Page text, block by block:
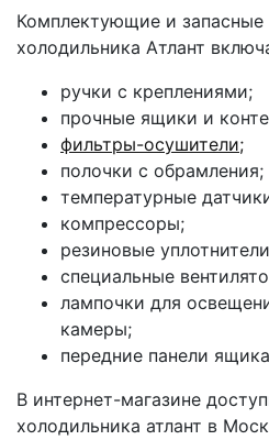
Комплектующие и запасные
холодильника Атлант
ручки с креплениями;
прочные ящики и
фильтры-осушители;
полочки с обрамления;
температурные
компрессоры;
резиновые
специальные
лампочки для
камеры;
передние панели
В интернет-магазине
холодильника атлант в